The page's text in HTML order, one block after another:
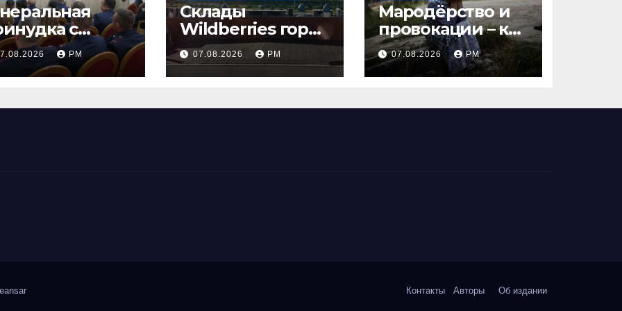
с
РМ
Склады
Wildberries горят
на Урале, сенат
принимает по
Грэму закон
07.08.2026 РМ
Мародёрство и
провокации – как
инструменты
современной
политики
07.08.2026 РМ
Контакты Авторы Об издании